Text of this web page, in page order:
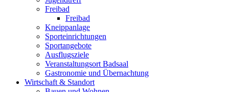
Freibad
Freibad
Kneippanlage
Sporteinrichtungen
Sportangebote
Ausflugsziele
Veranstaltungsort Badsaal
Gastronomie und Übernachtung
Wirtschaft & Standort